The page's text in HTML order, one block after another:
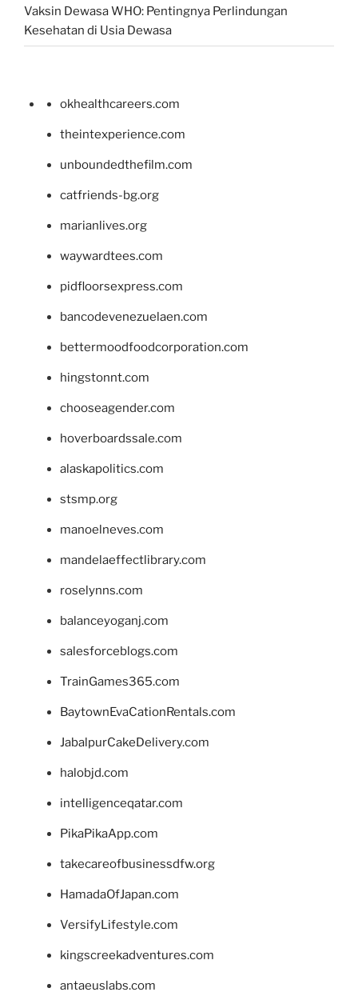
Vaksin Dewasa WHO: Pentingnya Perlindungan
Kesehatan di Usia Dewasa
okhealthcareers.com
theintexperience.com
unboundedthefilm.com
catfriends-bg.org
marianlives.org
waywardtees.com
pidfloorsexpress.com
bancodevenezuelaen.com
bettermoodfoodcorporation.com
hingstonnt.com
chooseagender.com
hoverboardssale.com
alaskapolitics.com
stsmp.org
manoelneves.com
mandelaeffectlibrary.com
roselynns.com
balanceyoganj.com
salesforceblogs.com
TrainGames365.com
BaytownEvaCationRentals.com
JabalpurCakeDelivery.com
halobjd.com
intelligenceqatar.com
PikaPikaApp.com
takecareofbusinessdfw.org
HamadaOfJapan.com
VersifyLifestyle.com
kingscreekadventures.com
antaeuslabs.com